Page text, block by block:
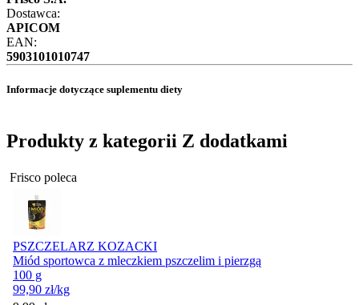
Dostawca:
APICOM
EAN:
5903101010747
Informacje dotyczące suplementu diety
Produkty z kategorii Z dodatkami
Frisco poleca
PSZCZELARZ KOZACKI
Miód sportowca z mleczkiem pszczelim i pierzgą
100 g
99,90 zł/kg